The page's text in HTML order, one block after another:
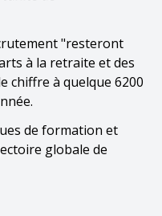
"resteront
à la retraite et des
chiffre à quelque 6200
de formation et
globale de